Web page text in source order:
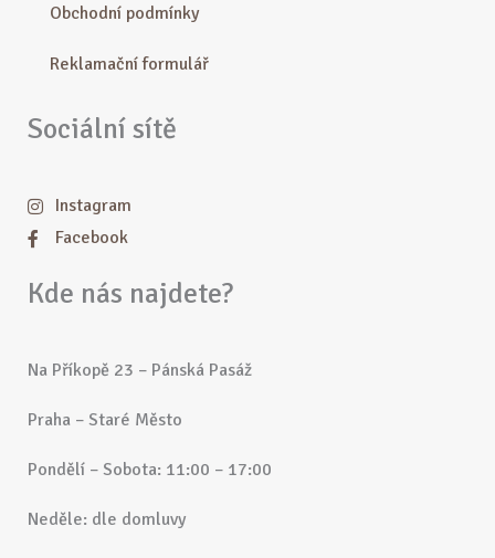
Obchodní podmínky
Reklamační formulář
Sociální sítě
Instagram
Facebook
Kde nás najdete?
Na Příkopě 23 – Pánská Pasáž
Praha – Staré Město
Pondělí – Sobota: 11:00 – 17:00
Neděle: dle domluvy